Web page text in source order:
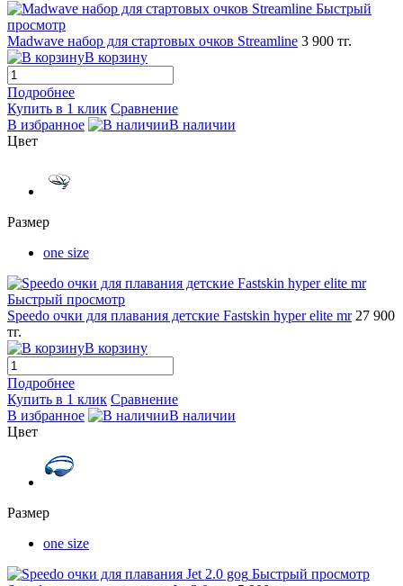
Быстрый
просмотр
Madwave набор для стартовых очков Streamline 3 900 тг.
В корзину
Подробнее
Купить в 1 клик Сравнение
В избранное
В наличии
Цвет
Размер
one size
Быстрый просмотр
Speedo очки для плавания детские Fastskin hyper elite mr 27 900
тг.
В корзину
Подробнее
Купить в 1 клик Сравнение
В избранное
В наличии
Цвет
Размер
one size
Быстрый просмотр